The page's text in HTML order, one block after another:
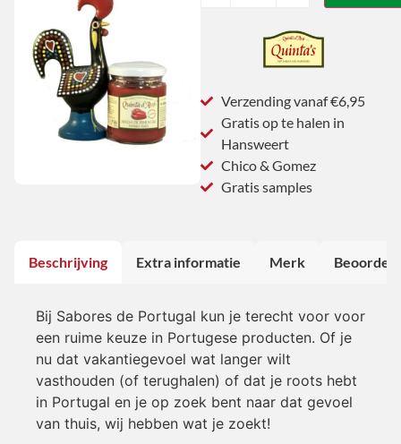
Verzending vanaf €6,95
Gratis op te halen in
Hansweert
Chico & Gomez
Gratis samples
Beschrijving Extra informatie Merk
Bij Sabores de Portugal kun je terecht voor voor
een ruime keuze in Portugese producten. Of je
nu dat vakantiegevoel wat langer wilt
vasthouden (of terughalen) of dat je roots hebt
in Portugal en je op zoek bent naar dat gevoel
van thuis, wij hebben wat je zoekt!